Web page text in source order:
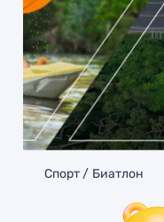
Спорт Биатлон